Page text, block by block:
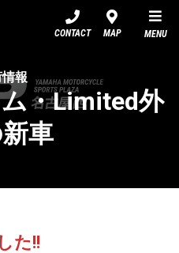
CONTACT MAP MENU
報
・Limited外
車
た!!